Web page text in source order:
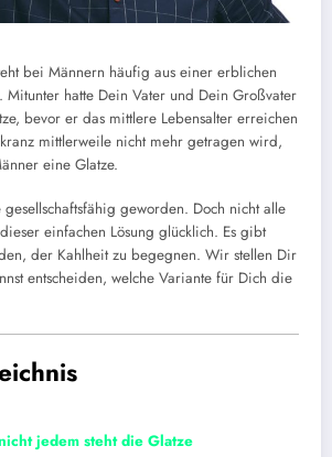
bei Männern häufig aus einer erblichen
Mitunter hatte Dein Vater und Dein Großvater
bevor er das mittlere Lebensalter erreichen
mittlerweile nicht mehr getragen wird,
eine Glatze.
geworden. Doch nicht alle
einfachen Lösung glücklich. Es gibt
der Kahlheit zu begegnen. Wir stellen Dir
entscheiden, welche Variante für Dich die
jedem steht die Glatze